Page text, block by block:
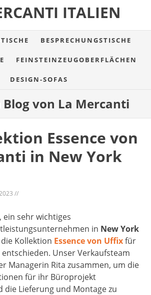
ITALIEN
BESPRECHUNGSTISCHE
FEINSTEINZEUGOBERFLÄCHEN
DESIGN-SOFAS
Blog von La Mercanti
Essence von
in New York
//
, ein sehr wichtiges
in New York
Kollektion Essence von Uffixfür
entschieden. Unser Verkaufsteam
Managerin Rita zusammen, um die
für ihr Büroprojekt
die Lieferung und Montage zu